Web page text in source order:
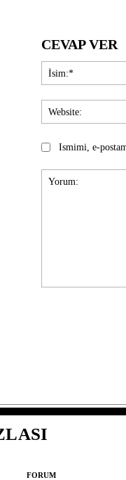
CEVAP VER
Ismimi, e-
FORUM